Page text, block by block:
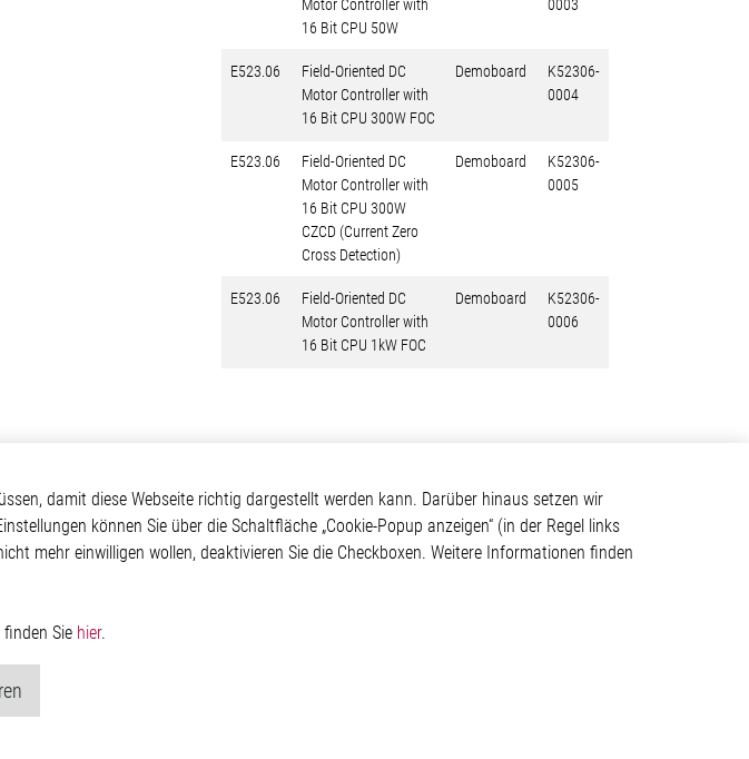
Motor Controller with
16 Bit CPU 50W
0003
E523.06
Field-Oriented DC
Motor Controller with
16 Bit CPU 300W FOC
Demoboard
K52306-
0004
E523.06
Field-Oriented DC
Motor Controller with
16 Bit CPU 300W
CZCD (Current Zero
Cross Detection)
Demoboard
K52306-
0005
E523.06
Field-Oriented DC
Motor Controller with
16 Bit CPU 1kW FOC
Demoboard
K52306-
0006
Weitere Links
Glossar
Kontakt
Kontakt
Elmos Semiconductor SE
Werkstättenstraße 18
damit diese Webseite richtig dargestellt werden kann. Darüber hinaus setzen wir
können Sie über die Schaltfläche „Cookie-Popup anzeigen“ (in der Regel links
mehr einwilligen wollen, deaktivieren Sie die Checkboxen. Weitere Informationen finden
Sie hier.